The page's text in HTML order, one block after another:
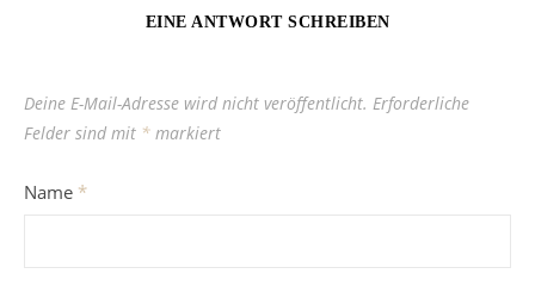
EINE ANTWORT SCHREIBEN
Deine E-Mail-Adresse wird nicht veröffentlicht. Erforderliche
Felder sind mit * markiert
Name *